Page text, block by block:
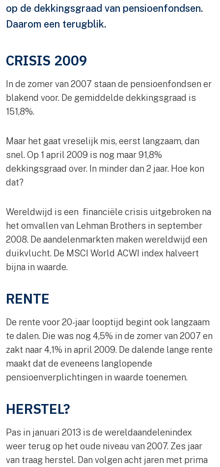
op de dekkingsgraad van pensioenfondsen.
Daarom een terugblik.
CRISIS 2009
In de zomer van 2007 staan de pensioenfondsen er
blakend voor. De gemiddelde dekkingsgraad is
151,8%.
Maar het gaat vreselijk mis, eerst langzaam, dan
snel. Op 1 april 2009 is nog maar 91,8%
dekkingsgraad over. In minder dan 2 jaar. Hoe kon
dat?
Wereldwijd is een financiële crisis uitgebroken na
het omvallen van Lehman Brothers in september
2008. De aandelenmarkten maken wereldwijd een
duikvlucht. De MSCI World ACWI index halveert
bijna in waarde.
RENTE
De rente voor 20-jaar looptijd begint ook langzaam
te dalen. Die was nog 4,5% in de zomer van 2007 en
zakt naar 4,1% in april 2009. De dalende lange rente
maakt dat de eveneens langlopende
pensioenverplichtingen in waarde toenemen.
HERSTEL?
Pas in januari 2013 is de wereldaandelenindex
weer terug op het oude niveau van 2007. Zes jaar
van traag herstel. Dan volgen acht jaren met prima